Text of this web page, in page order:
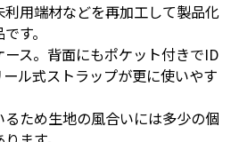
用端材などを再加工して製品化
す。
ス。背面にもポケット付きでID
ル式ストラップが更に使いやす
ため生地の風合いには多少の個